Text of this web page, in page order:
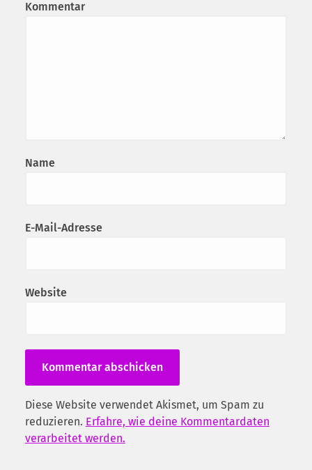
Kommentar
Name
E-Mail-Adresse
Website
Diese Website verwendet Akismet, um Spam zu
reduzieren. Erfahre, wie deine Kommentardaten
verarbeitet werden.